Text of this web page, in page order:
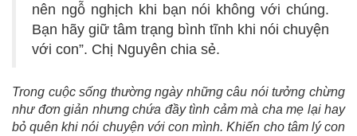
nên ngỗ nghịch khi bạn nói không với chúng.
Bạn hãy giữ tâm trạng bình tĩnh khi nói chuyện
với con”. Chị Nguyên chia sẻ.
Trong cuộc sống thường ngày những câu nói tưởng chừng
như đơn giản nhưng chứa đầy tình cảm mà cha mẹ lại hay
bỏ quên khi nói chuyện với con mình. Khiến cho tâm lý con